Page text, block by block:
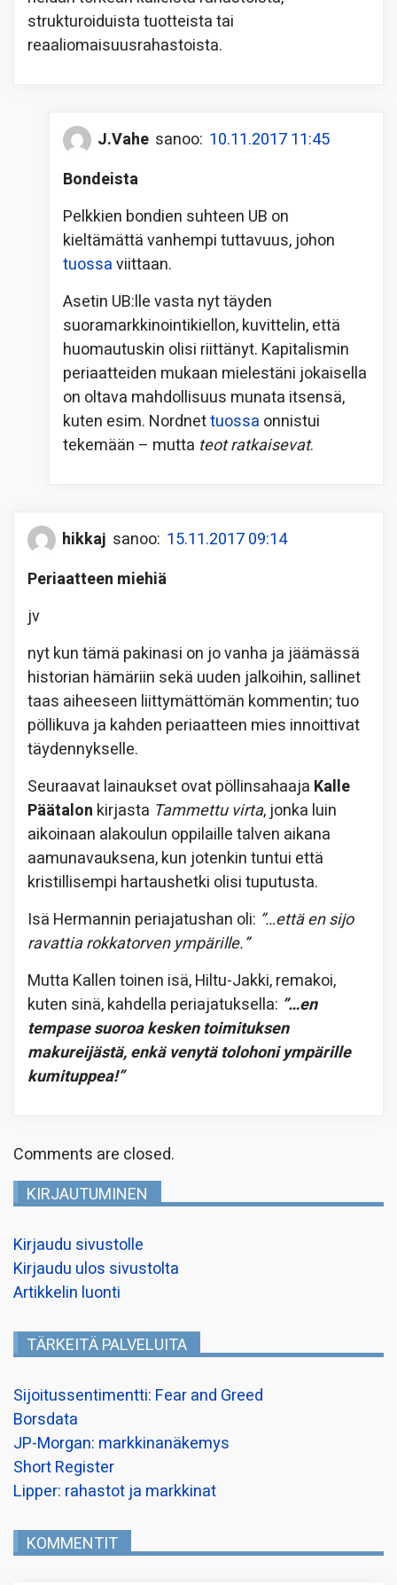
strukturoiduista tuotteista tai
reaaliomaisuusrahastoista.
J.Vahe sanoo: 10.11.2017 11:45
Bondeista
Pelkkien bondien suhteen UB on
kieltämättä vanhempi tuttavuus, johon
tuossaviittaan.
Asetin UB:lle vasta nyt täyden
suoramarkkinointikiellon, kuvittelin, että
huomautuskin olisi riittänyt. Kapitalismin
periaatteiden mukaan mielestäni jokaisella
on oltava mahdollisuus munata itsensä,
kuten esim. Nordnettuossa onnistui
tekemään – mutta teot ratkaisevat.
hikkaj sanoo: 15.11.2017 09:14
Periaatteen miehiä
jv
nyt kun tämä pakinasi on jo vanha ja jäämässä
historian hämäriin sekä uuden jalkoihin, sallinet
taas aiheeseen liittymättömän kommentin; tuo
pöllikuva ja kahden periaatteen mies innoittivat
täydennykselle.
Seuraavat lainaukset ovat pöllinsahaaja Kalle
Päätalon kirjasta Tammettu virta, jonka luin
aikoinaan alakoulun oppilaille talven aikana
aamunavauksena, kun jotenkin tuntui että
kristillisempi hartaushetki olisi tuputusta.
Isä Hermannin periajatushan oli: ”…että en sijo
ravattia rokkatorven ympärille.”
Mutta Kallen toinen isä, Hiltu-Jakki, remakoi,
kuten sinä, kahdella periajatuksella: ”…en
tempase suoroa kesken toimituksen
makureijästä, enkä venytä tolohoni ympärille
kumituppea!”
Comments are closed.
KIRJAUTUMINEN
Kirjaudu sivustolle
Kirjaudu ulos sivustolta
Artikkelin luonti
TÄRKEITÄ PALVELUITA
Sijoitussentimentti: Fear and Greed
Borsdata
JP-Morgan: markkinanäkemys
Short Register
Lipper: rahastot ja markkinat
KOMMENTIT